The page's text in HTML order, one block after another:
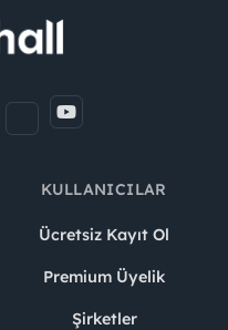
KULLANICILAR
Ücretsiz Kayıt Ol
Premium Üyelik
Şirketler